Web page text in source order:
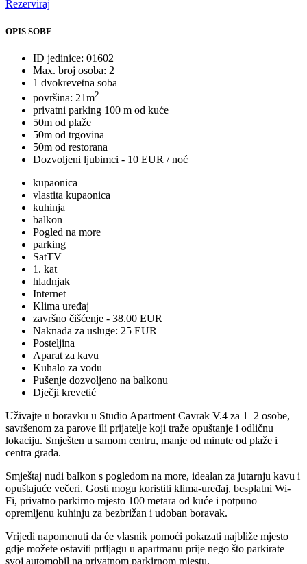
Rezerviraj
OPIS SOBE
ID jedinice: 01602
Max. broj osoba: 2
1 dvokrevetna soba
površina: 21m2
privatni parking 100 m od kuće
50m od plaže
50m od trgovina
50m od restorana
Dozvoljeni ljubimci - 10 EUR / noć
kupaonica
vlastita kupaonica
kuhinja
balkon
Pogled na more
parking
SatTV
1. kat
hladnjak
Internet
Klima uređaj
završno čišćenje - 38.00 EUR
Naknada za usluge: 25 EUR
Posteljina
Aparat za kavu
Kuhalo za vodu
Pušenje dozvoljeno na balkonu
Dječji krevetić
Uživajte u boravku u Studio Apartment Cavrak V.4 za 1–2 osobe,
savršenom za parove ili prijatelje koji traže opuštanje i odličnu
lokaciju. Smješten u samom centru, manje od minute od plaže i
centra grada.
Smještaj nudi balkon s pogledom na more, idealan za jutarnju kavu i
opuštajuće večeri. Gosti mogu koristiti klima-uređaj, besplatni Wi-
Fi, privatno parkirno mjesto 100 metara od kuće i potpuno
opremljenu kuhinju za bezbrižan i udoban boravak.
Vrijedi napomenuti da će vlasnik pomoći pokazati najbliže mjesto
gdje možete ostaviti prtljagu u apartmanu prije nego što parkirate
svoj automobil na privatnom parkirnom mjestu.